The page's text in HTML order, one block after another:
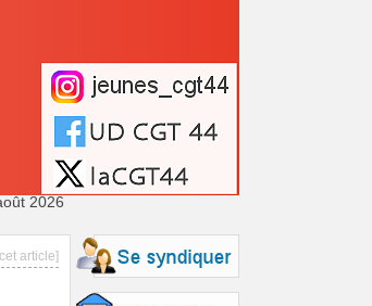
2026
article]